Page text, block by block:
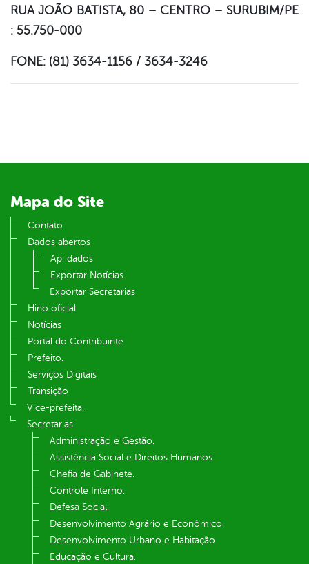
RUA JOÃO BATISTA, 80 – CENTRO – SURUBIM/PE
: 55.750-000
FONE: (81) 3634-1156 / 3634-3246
Mapa do Site
Contato
Dados abertos
Api dados
Exportar Notícias
Exportar Secretarias
Hino oficial
Notícias
Portal do Contribuinte
Prefeito.
Serviços Digitais
Transição
Vice-prefeita.
Secretarias
Administração e Gestão.
Assistência Social e Direitos Humanos.
Chefia de Gabinete.
Controle Interno.
Defesa Social.
Desenvolvimento Agrário e Econômico.
Desenvolvimento Urbano e Habitação
Educação e Cultura.